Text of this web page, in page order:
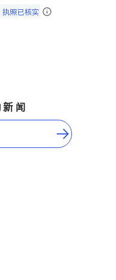
执照已核实
会，赋能孩子与下一代，
闻